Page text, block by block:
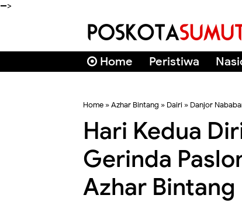
-->
Home Peristiwa
Home »Azhar Bintang » Dairi » Danjor
Hari Kedua
Gerinda
Azhar Bintang